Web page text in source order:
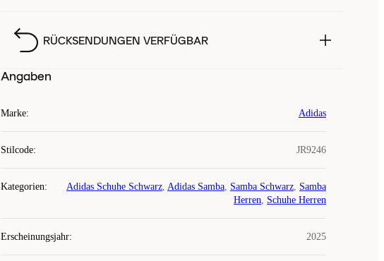
RÜCKSENDUNGEN VERFÜGBAR
Angaben
Marke: Adidas
Stilcode: JR9246
Kategorien: Adidas Schuhe Schwarz, Adidas Samba, Samba Schwarz, Samba
Herren, Schuhe Herren
Erscheinungsjahr: 2025